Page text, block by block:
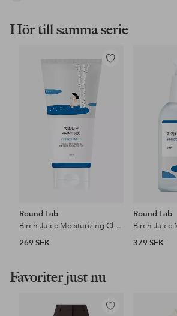
Hör till samma serie
Lägg
Round Lab
Birch Juice Moisturizing Cleanser 150 ml
269 SEK
Round Lab
379 SEK
Favoriter just nu
Lägg